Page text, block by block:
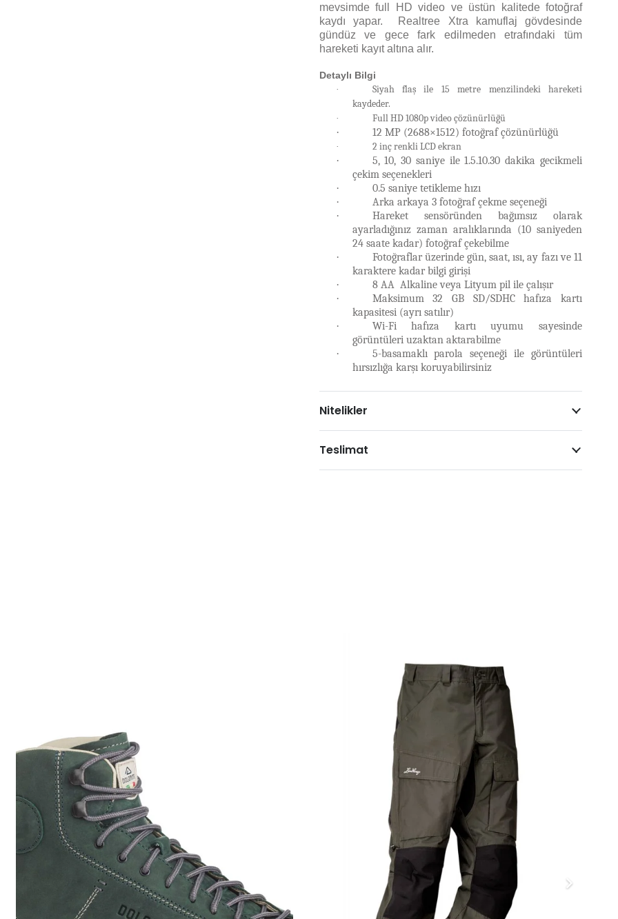
mevsimde full HD video ve üstün kalitede fotoğraf
kaydı yapar. Realtree Xtra kamuflaj gövdesinde
gündüz ve gece fark edilmeden etrafındaki tüm
hareketi kayıt altına alır.
Detaylı Bilgi
·
Siyah flaş ile 15 metre menzilindeki hareketi
kaydeder.
·
Full HD 1080p video çözünürlüğü
·
12 MP (2688×1512) fotoğraf çözünürlüğü
·
2 inç renkli LCD ekran
·
5, 10, 30 saniye ile 1.5.10.30 dakika gecikmeli
çekim seçenekleri
· 0.5 saniye tetikleme hızı
· Arka arkaya 3 fotoğraf çekme seçeneği
·
Hareket sensöründen bağımsız olarak
ayarladığınız zaman aralıklarında (10 saniyeden
24 saate kadar) fotoğraf çekebilme
·
Fotoğraflar üzerinde gün, saat, ısı, ay fazı ve 11
karaktere kadar bilgi girişi
· 8 AA Alkaline veya Lityum pil ile çalışır
·
Maksimum 32 GB SD/SDHC hafıza kartı
kapasitesi (ayrı satılır)
·
Wi-Fi hafıza kartı uyumu sayesinde
görüntüleri uzaktan aktarabilme
·
5-basamaklı parola seçeneği ile görüntüleri
hırsızlığa karşı koruyabilirsiniz
Nitelikler
Teslimat